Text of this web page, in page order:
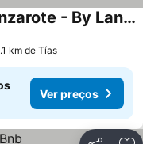
NoPasaNada Tu casa en Lanzarote - By Lanzarote Vacation Homes
km de Tías
Ver preços